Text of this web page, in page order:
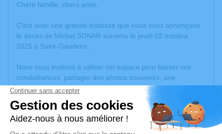
Chère famille, chers amis,
C’est avec une grande tristesse que nous vous annonçons
le décès de Michel SONAR survenu le jeudi 02 octobre
2025 à Saint-Gaudens.
Nous vous invitons à utiliser cet espace pour laisser vos
condoléances, partager des photos souvenirs, une
anecdote ou exprimer vos pensées à travers des poèmes
ou des textes. Cet endroit est un lieu d'expression dédié à
honorer la mémoire de Michel SONAR.
Un service de plantation d’arbre hommage estdisponible